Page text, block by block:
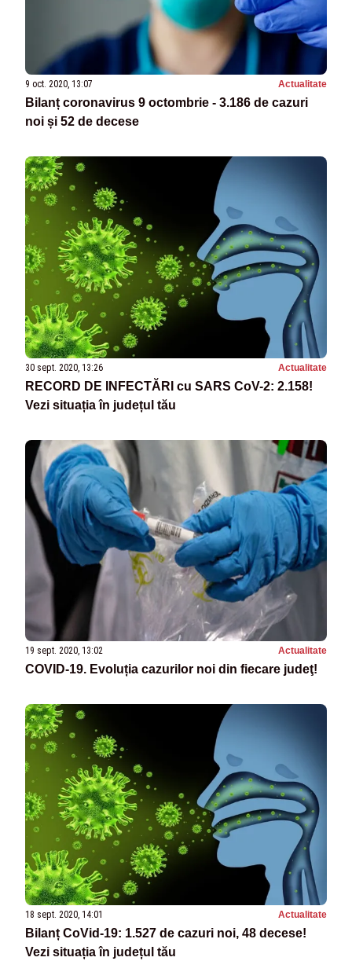
9 oct. 2020, 13:07 Actualitate
Bilanț coronavirus 9 octombrie - 3.186 de cazuri
noi și 52 de decese
30 sept. 2020, 13:26 Actualitate
RECORD DE INFECTĂRI cu SARS CoV-2: 2.158!
Vezi situația în județul tău
19 sept. 2020, 13:02 Actualitate
COVID-19. Evoluția cazurilor noi din fiecare judeţ!
18 sept. 2020, 14:01 Actualitate
Bilanț CoVid-19: 1.527 de cazuri noi, 48 decese!
Vezi situația în județul tău